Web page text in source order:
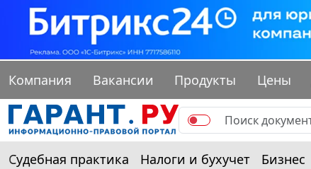
Компания Вакансии Продукты Цены
Судебная практика Налоги и бухучет Бизнес